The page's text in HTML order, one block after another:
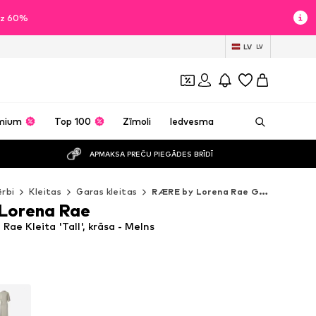
60%
LV LV
Top 100 Zīmoli Iedvesma
APMAKSA PREČU PIEGĀDES BRĪDĪ
Kleitas Garas kleitas RÆRE by Lorena Rae Garas kleitas
Kleita 'Tall', krāsa - Melns
Rae